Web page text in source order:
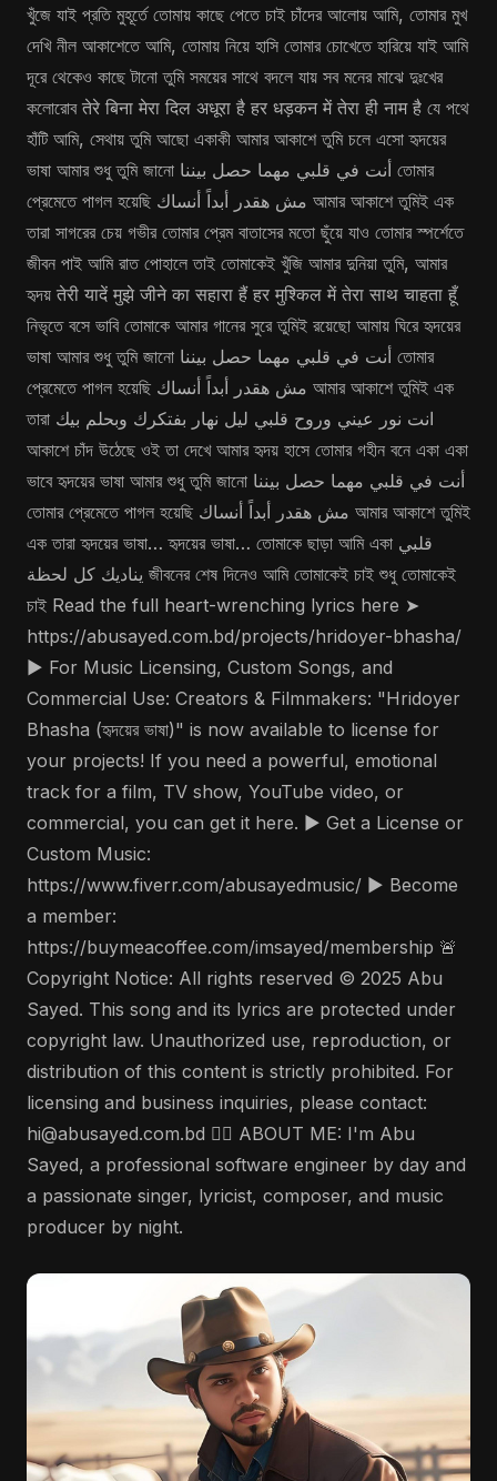
খুঁজে যাই প্রতি মুহূর্তে তোমায় কাছে পেতে চাই চাঁদের আলোয় আমি, তোমার মুখ
দেখি নীল আকাশেতে আমি, তোমায় নিয়ে হাসি তোমার চোখেতে হারিয়ে যাই আমি
দূরে থেকেও কাছে টানো তুমি সময়ের সাথে বদলে যায় সব মনের মাঝে দুঃখের
কলোরোব तेरे बिना मेरा दिल अधूरा है हर धड़कन में तेरा ही नाम है যে পথে
হাঁটি আমি, সেথায় তুমি আছো একাকী আমার আকাশে তুমি চলে এসো হৃদয়ের
ভাষা আমার শুধু তুমি জানো أنت في قلبي مهما حصل بيننا তোমার
প্রেমেতে পাগল হয়েছি مش هقدر أبداً أنساك আমার আকাশে তুমিই এক
তারা সাগরের চেয় গভীর তোমার প্রেম বাতাসের মতো ছুঁয়ে যাও তোমার স্পর্শেতে
জীবন পাই আমি রাত পোহালে তাই তোমাকেই খুঁজি আমার দুনিয়া তুমি, আমার
হৃদয় तेरी यादें मुझे जीने का सहारा हैं हर मुश्किल में तेरा साथ चाहता हूँ
নিভৃতে বসে ভাবি তোমাকে আমার গানের সুরে তুমিই রয়েছো আমায় ঘিরে হৃদয়ের
ভাষা আমার শুধু তুমি জানো أنت في قلبي مهما حصل بيننا তোমার
প্রেমেতে পাগল হয়েছি مش هقدر أبداً أنساك আমার আকাশে তুমিই এক
তারা انت نور عيني وروح قلبي ليل نهار بفتكرك وبحلم بيك
আকাশে চাঁদ উঠেছে ওই তা দেখে আমার হৃদয় হাসে তোমার গহীন বনে একা একা
ভাবে হৃদয়ের ভাষা আমার শুধু তুমি জানো أنت في قلبي مهما حصل بيننا
তোমার প্রেমেতে পাগল হয়েছি مش هقدر أبداً أنساك আমার আকাশে তুমিই
এক তারা হৃদয়ের ভাষা… হৃদয়ের ভাষা… তোমাকে ছাড়া আমি একা قلبي
يناديك كل لحظة জীবনের শেষ দিনেও আমি তোমাকেই চাই শুধু তোমাকেই
চাই Read the full heart-wrenching lyrics here ➤
https://abusayed.com.bd/projects/hridoyer-bhasha/
▶️ For Music Licensing, Custom Songs, and
Commercial Use: Creators & Filmmakers: "Hridoyer
Bhasha (হৃদয়ের ভাষা)" is now available to license for
your projects! If you need a powerful, emotional
track for a film, TV show, YouTube video, or
commercial, you can get it here. ▶️ Get a License or
Custom Music:
https://www.fiverr.com/abusayedmusic/ ▶️ Become
a member:
https://buymeacoffee.com/imsayed/membership 🚨
Copyright Notice: All rights reserved © 2025 Abu
Sayed. This song and its lyrics are protected under
copyright law. Unauthorized use, reproduction, or
distribution of this content is strictly prohibited. For
licensing and business inquiries, please contact:
hi@abusayed.com.bd 🤵‍♂️ ABOUT ME: I'm Abu
Sayed, a professional software engineer by day and
a passionate singer, lyricist, composer, and music
producer by night.